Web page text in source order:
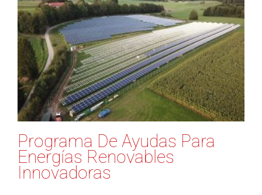
Programa De Ayudas Para
Energías Renovables
Innovadoras